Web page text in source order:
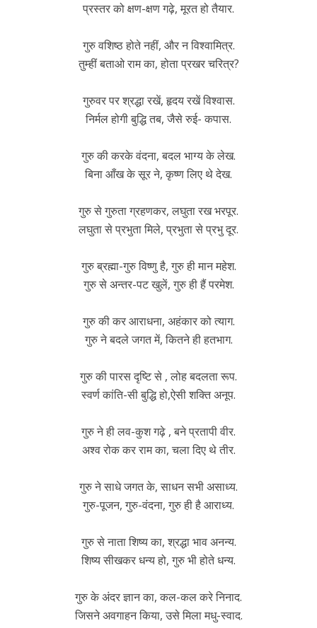
प्रस्तर को क्षण-क्षण गढ़े, मूरत हो तैयार.
गुरु वशिष्ठ होते नहीं, और न विश्वामित्र.
तुम्हीं बताओ राम का, होता प्रखर चरित्र?
गुरुवर पर श्रद्धा रखें, हृदय रखें विश्वास.
निर्मल होगी बुद्धि तब, जैसे रुई- कपास.
गुरु की करके वंदना, बदल भाग्य के लेख.
बिना आँख के सूर ने, कृष्ण लिए थे देख.
गुरु से गुरुता ग्रहणकर, लघुता रख भरपूर.
लघुता से प्रभुता मिले, प्रभुता से प्रभु दूर.
गुरु ब्रह्मा-गुरु विष्णु है, गुरु ही मान महेश.
गुरु से अन्तर-पट खुलें, गुरु ही हैं परमेश.
गुरु की कर आराधना, अहंकार को त्याग.
गुरु ने बदले जगत में, कितने ही हतभाग.
गुरु की पारस दृष्टि से , लोह बदलता रूप.
स्वर्ण कांति-सी बुद्धि हो,ऐसी शक्ति अनूप.
गुरु ने ही लव-कुश गढ़े , बने प्रतापी वीर.
अश्व रोक कर राम का, चला दिए थे तीर.
गुरु ने साधे जगत के, साधन सभी असाध्य.
गुरु-पूजन, गुरु-वंदना, गुरु ही है आराध्य.
गुरु से नाता शिष्य का, श्रद्धा भाव अनन्य.
शिष्य सीखकर धन्य हो, गुरु भी होते धन्य.
गुरु के अंदर ज्ञान का, कल-कल करे निनाद.
जिसने अवगाहन किया, उसे मिला मधु-स्वाद.